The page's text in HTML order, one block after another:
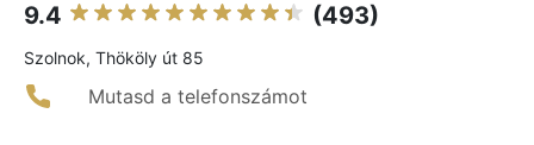
9.4 (493)
Szolnok, Thököly út 85
Mutasd a telefonszámot